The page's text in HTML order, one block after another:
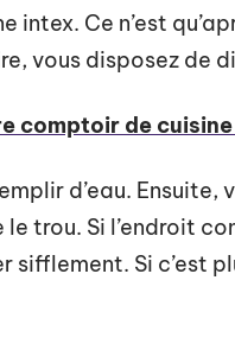
intex. Ce n’est
vous disposez de
comptoir de cuisine
d’eau. Ensuite,
trou. Si l’endroit
Si c’est